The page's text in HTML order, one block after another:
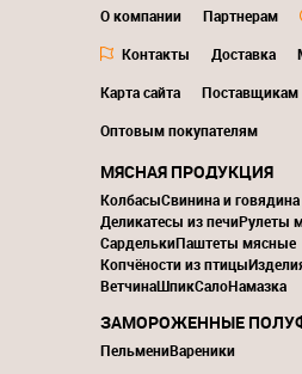
О компании Партнерам
Контакты
Доставка
Карта сайта
Поставщикам
Оптовым покупателям
МЯСНАЯ ПРОДУКЦИЯ
КолбасыСвинина и
Деликатесы из печиРулеты
СарделькиПаштеты мясные
Копчёности из птицы
ВетчинаШпикСалоНамазка
ЗАМОРОЖЕННЫЕ
ПельмениВареники